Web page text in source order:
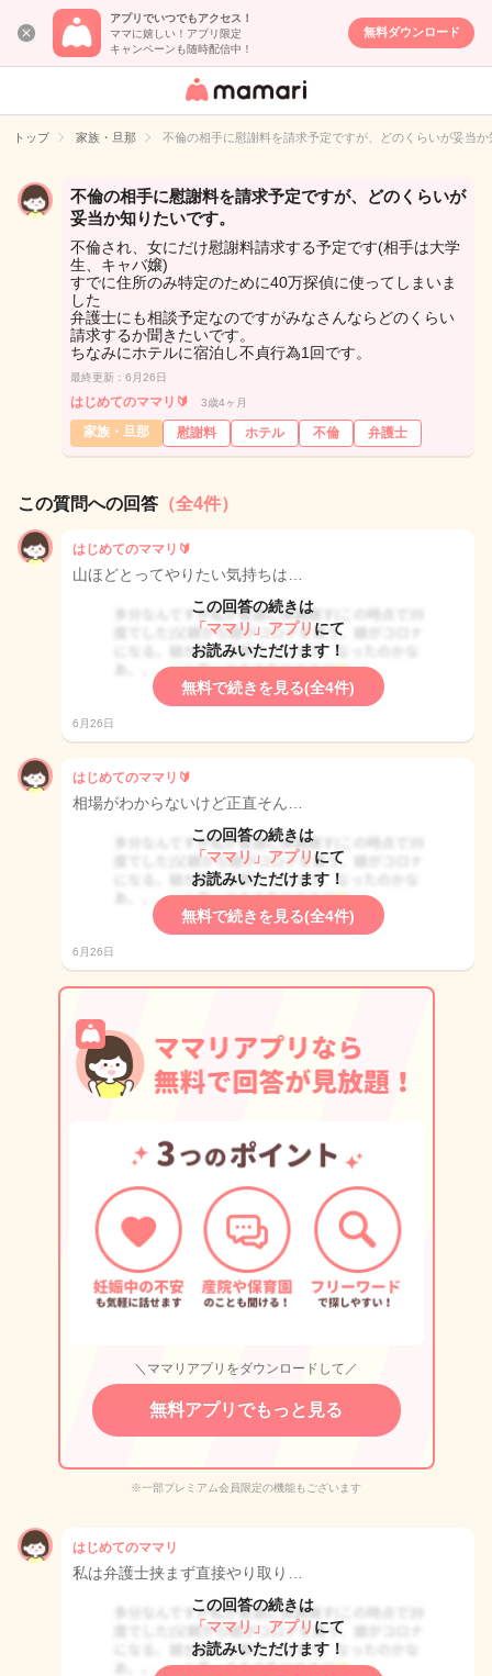
アプリでいつでもアクセス！
ママに嬉しい！アプリ限定
キャンペーンも随時配信中！
無料ダウンロード
女性専用匿名QA
イト
トップ 家族・旦那 不倫の相手に慰謝料を請求予定ですが、どのくらいが妥当
不倫の相手に慰謝料を請求予定ですが、どのくらいが
妥当か知りたいです。
不倫され、女にだけ慰謝料請求する予定です(相手は大学
生、キャバ嬢)
すでに住所のみ特定のために40万探偵に使ってしまいま
した
弁護士にも相談予定なのですがみなさんならどのくらい
請求するか聞きたいです。
ちなみにホテルに宿泊し不貞行為1回です。
最終更新：6月26日
はじめてのママリ🔰 3歳4ヶ月
家族・旦那 慰謝料 ホテル 不倫 弁護士
この質問への回答 （全4件）
はじめてのママリ🔰
山ほどとってやりたい気持ちは…
この回答の続きは
「ママリ」アプリ にて
お読みいただけます！
無料で続きを見る(全4件)
6月26日
はじめてのママリ🔰
相場がわからないけど正直そん…
この回答の続きは
「ママリ」アプリ にて
お読みいただけます！
無料で続きを見る(全4件)
6月26日
＼ママリアプリをダウンロードして／
無料アプリでもっと見る
※一部プレミアム会員限定の機能もございます
はじめてのママリ
私は弁護士挟まず直接やり取り…
この回答の続きは
「ママリ」アプリ にて
お読みいただけます！